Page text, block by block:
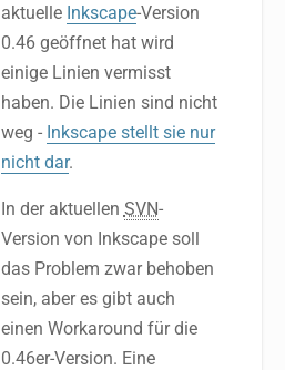
aktuelle Inkscape-Version
0.46 geöffnet hat wird
einige Linien vermisst
haben. Die Linien sind nicht
weg - Inkscape stellt sie nur
nicht dar.
In der aktuellen SVN-
Version von Inkscape soll
das Problem zwar behoben
sein, aber es gibt auch
einen Workaround für die
0.46er-Version. Eine